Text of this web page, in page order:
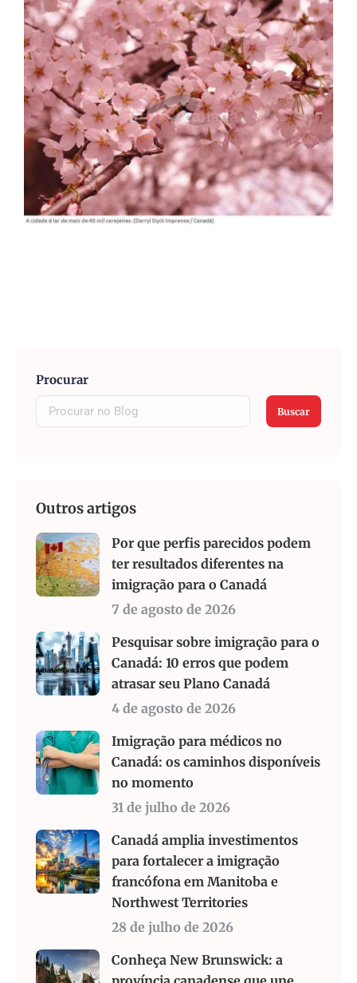
Procurar
Buscar
Outros artigos
Por que perfis parecidos podem
ter resultados diferentes na
imigração para o Canadá
7 de agosto de 2026
Pesquisar sobre imigração para o
Canadá: 10 erros que podem
atrasar seu Plano Canadá
4 de agosto de 2026
Imigração para médicos no
Canadá: os caminhos disponíveis
no momento
31 de julho de 2026
Canadá amplia investimentos
para fortalecer a imigração
francófona em Manitoba e
Northwest Territories
28 de julho de 2026
Conheça New Brunswick: a